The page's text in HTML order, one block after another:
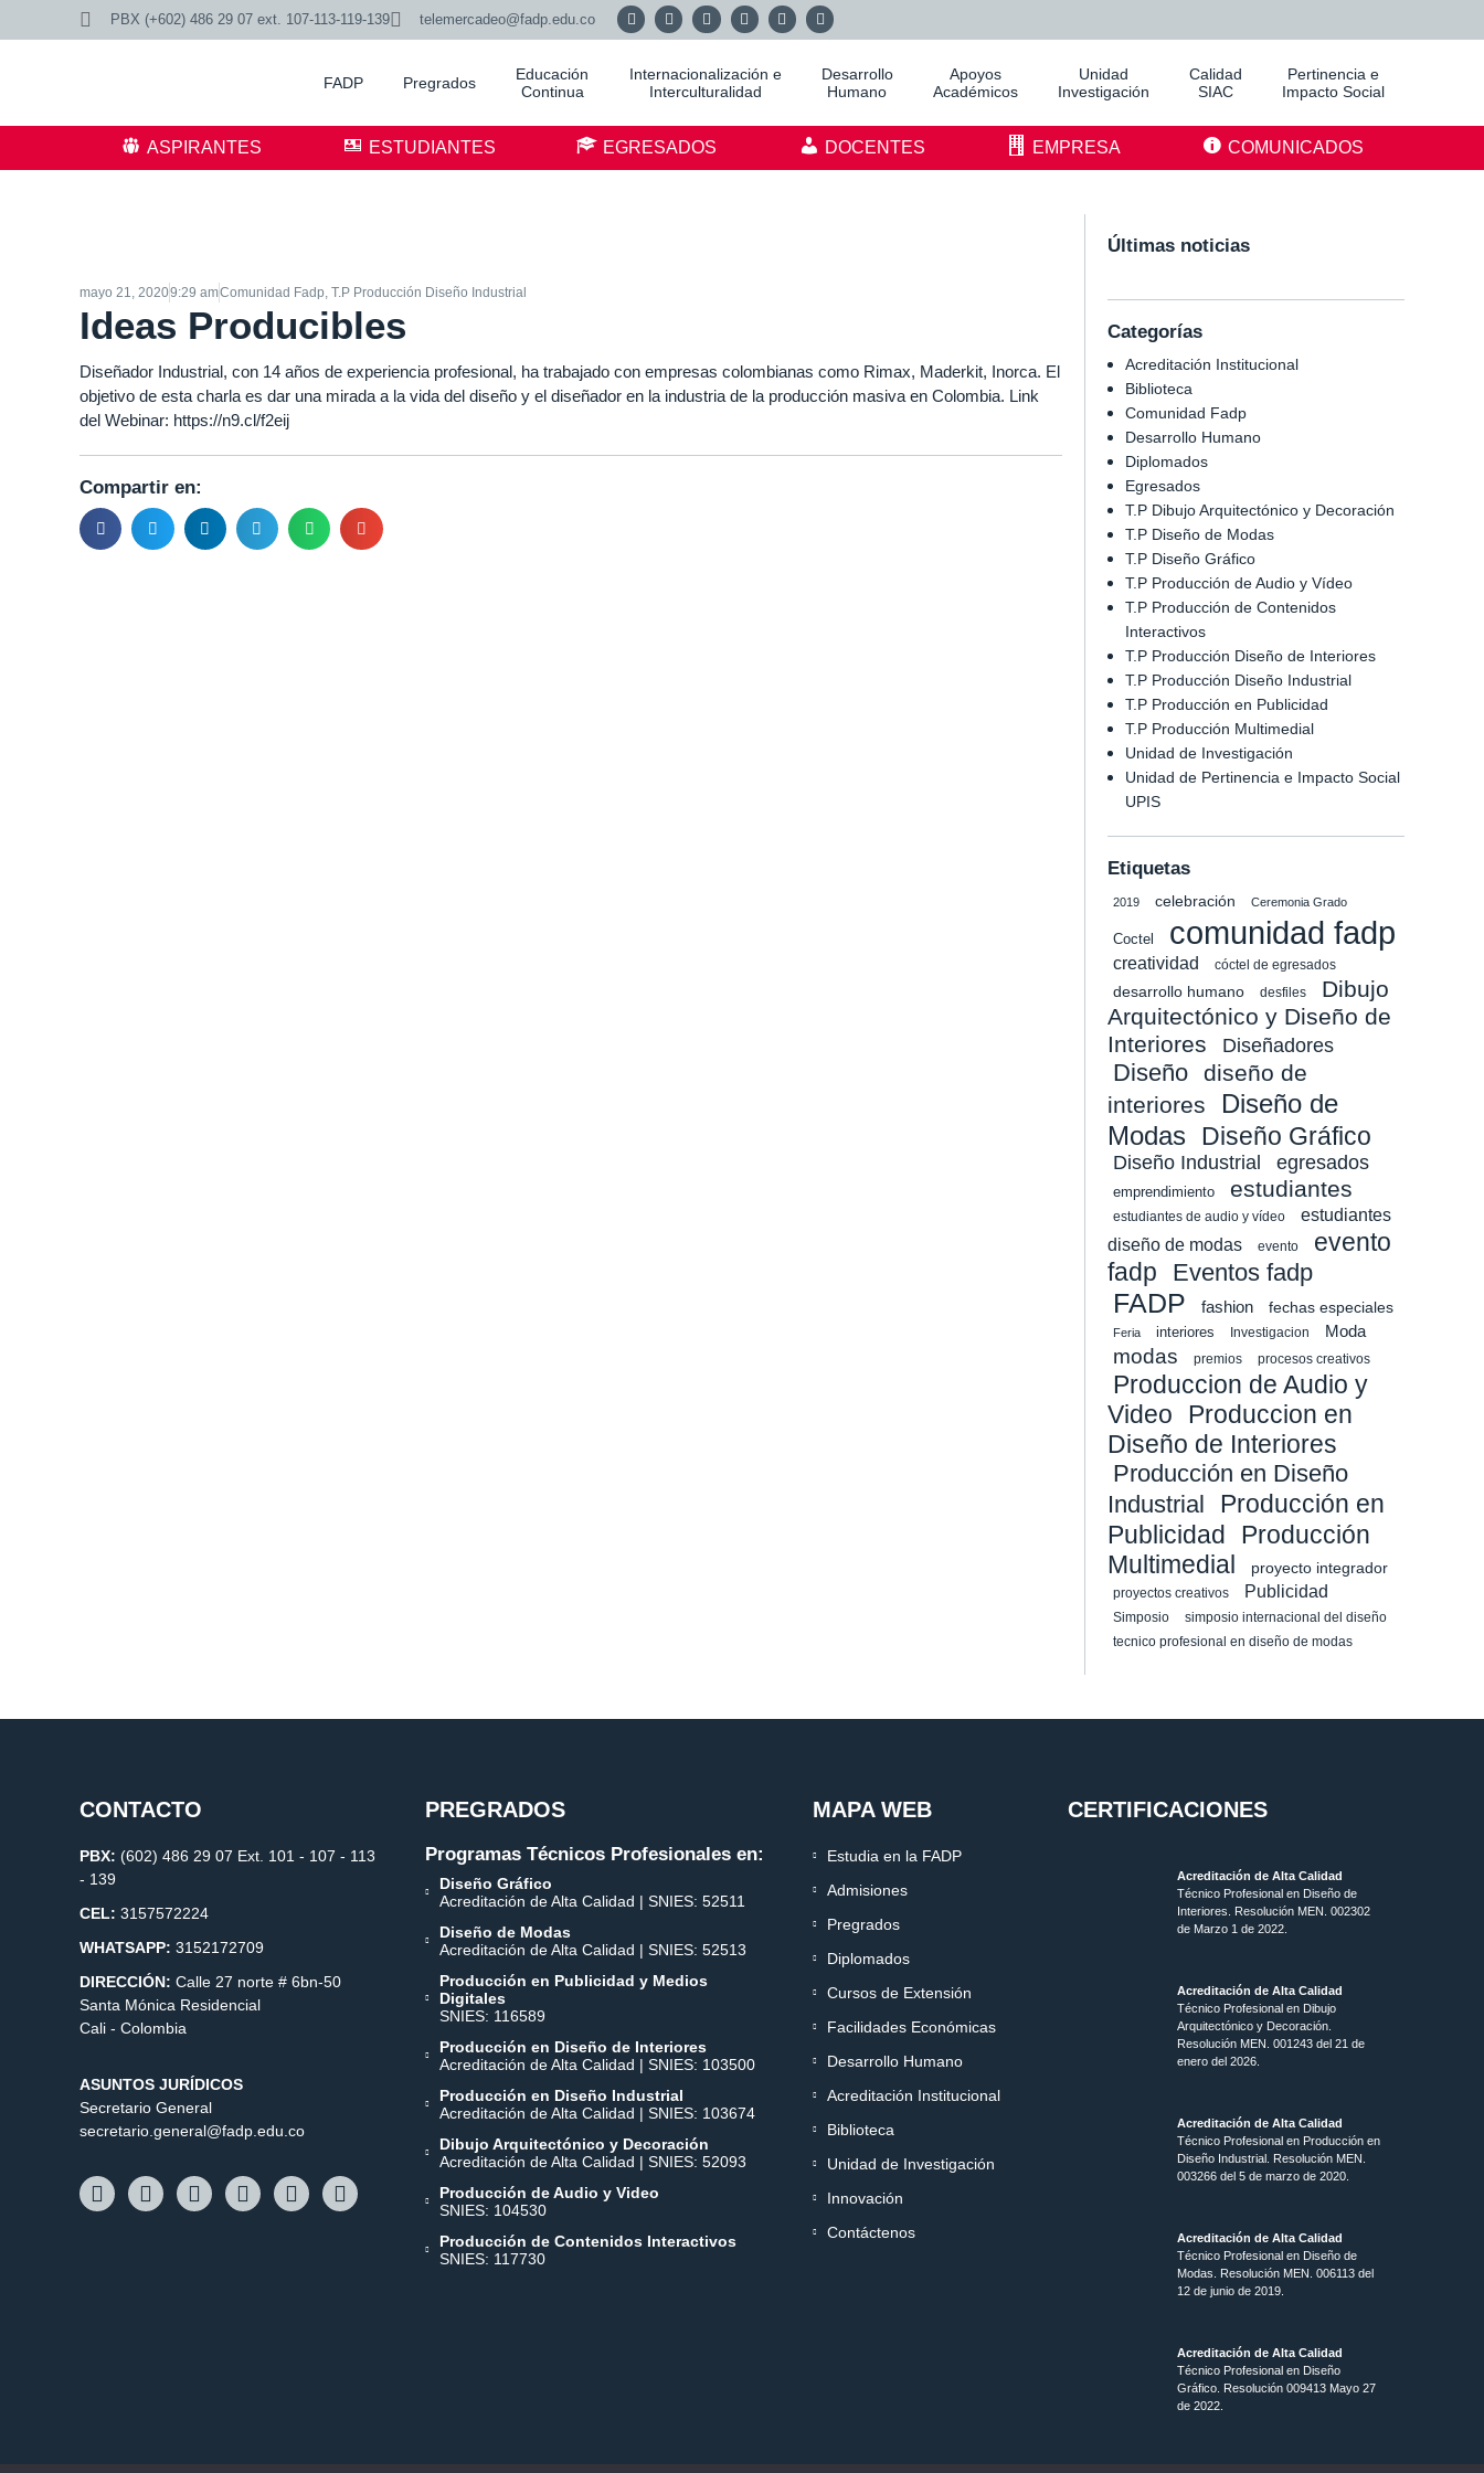
PBX (+602) 486 29 07 ext. 107-113-119-139 telemercadeo@fadp.edu.co
FADP Pregrados
Educación
Continua
Internacionalización e
Interculturalidad
Desarrollo
Humano
Apoyos
Académicos
Unidad
Investigación
Calidad
SIAC
Pertinencia e
Impacto Social
ASPIRANTES ESTUDIANTES EGRESADOS DOCENTES EMPRESA COMUNICADOS
mayo 21, 20209:29 amComunidad Fadp T.P Producción Diseño Industrial
Ideas Producibles
Diseñador Industrial, con 14 años de experiencia profesional, ha trabajado con empresas colombianas como Rimax, Maderkit, Inorca. El
objetivo de esta charla es dar una mirada a la vida del diseño y el diseñador en la industria de la producción masiva en Colombia. Link
del Webinar: https://n9.cl/f2eij
Compartir en:
Últimas noticias
Categorías
Acreditación Institucional
Biblioteca
Comunidad Fadp
Desarrollo Humano
Diplomados
Egresados
T.P Dibujo Arquitectónico y Decoración
T.P Diseño de Modas
T.P Diseño Gráfico
T.P Producción de Audio y Vídeo
T.P Producción de Contenidos
Interactivos
T.P Producción Diseño de Interiores
T.P Producción Diseño Industrial
T.P Producción en Publicidad
T.P Producción Multimedial
Unidad de Investigación
Unidad de Pertinencia e Impacto Social
UPIS
Etiquetas
2019 celebración Ceremonia Grado
Coctel comunidad fadp
creatividad cóctel de egresados
desarrollo humano desfiles
Dibujo
Arquitectónico y Diseño de
Interiores
Diseñadores
Diseño
diseño de
interiores
Diseño de
Modas Diseño Gráfico
Diseño Industrial egresados
emprendimiento estudiantes
estudiantes de audio y vídeo
estudiantes
diseño de modas
evento
evento
fadp
Eventos fadp
FADP fashion fechas especiales
Feria interiores Investigacion Moda
modas premios procesos creativos
Produccion de Audio y
Video
Produccion en
Diseño de Interiores
Producción en Diseño
Industrial
Producción en
Publicidad
Producción
Multimedial
proyecto integrador
proyectos creativos Publicidad
Simposio simposio internacional del diseño
tecnico profesional en diseño de modas
CONTACTO
PBX: (602) 486 29 07 Ext. 101 - 107 - 113
- 139
CEL: 3157572224
WHATSAPP: 3152172709
DIRECCIÓN: Calle 27 norte # 6bn-50
Santa Mónica Residencial
Cali - Colombia
ASUNTOS JURÍDICOS
Secretario General
secretario.general@fadp.edu.co
PREGRADOS
Programas Técnicos Profesionales en:
Diseño Gráfico
Acreditación de Alta Calidad | SNIES: 52511
Diseño de Modas
Acreditación de Alta Calidad | SNIES: 52513
Producción en Publicidad y Medios
Digitales
SNIES: 116589
Producción en Diseño de Interiores
Acreditación de Alta Calidad | SNIES: 103500
Producción en Diseño Industrial
Acreditación de Alta Calidad | SNIES: 103674
Dibujo Arquitectónico y Decoración
Acreditación de Alta Calidad | SNIES: 52093
Producción de Audio y Video
SNIES: 104530
Producción de Contenidos Interactivos
SNIES: 117730
MAPA WEB
Estudia en la FADP
Admisiones
Pregrados
Diplomados
Cursos de Extensión
Facilidades Económicas
Desarrollo Humano
Acreditación Institucional
Biblioteca
Unidad de Investigación
Innovación
Contáctenos
CERTIFICACIONES
Acreditación de Alta Calidad
Técnico Profesional en Diseño de
Interiores. Resolución MEN. 002302
de Marzo 1 de 2022.
Acreditación de Alta Calidad
Técnico Profesional en Dibujo
Arquitectónico y Decoración.
Resolución MEN.001243 del 21 de
enero del 2026.
Acreditación de Alta Calidad
Técnico Profesional en Producción en
Diseño Industrial. Resolución MEN.
003266 del 5 de marzo de 2020.
Acreditación de Alta Calidad
Técnico Profesional en Diseño de
Modas. Resolución MEN. 006113 del
12 de junio de 2019.
Acreditación de Alta Calidad
Técnico Profesional en Diseño
Gráfico. Resolución 009413 Mayo 27
de 2022.